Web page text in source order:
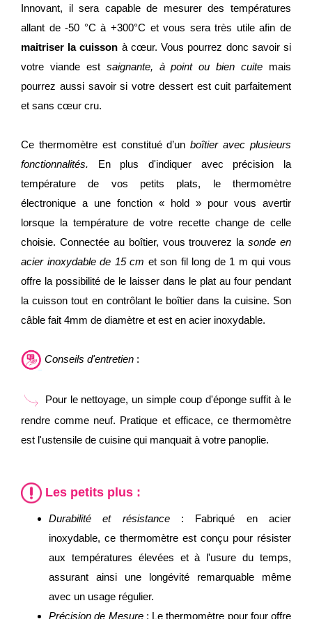
Innovant, il sera capable de mesurer des températures
allant de -50 °C à +300°C et vous sera très utile afin de
maitriser la cuisson à cœur. Vous pourrez donc savoir si
votre viande est saignante, à point ou bien cuite mais
pourrez aussi savoir si votre dessert est cuit parfaitement
et sans cœur cru.
Ce thermomètre est constitué d’unboîtier avec plusieurs
fonctionnalités. En plus d'indiquer avec précision la
température de vos petits plats, le thermomètre
électronique a une fonction « hold » pour vous avertir
lorsque la température de votre recette change de celle
choisie. Connectée au boîtier, vous trouverez lasonde en
acier inoxydable de 15 cm et son fil long de 1 m qui vous
offre la possibilité de le laisser dans le plat au four pendant
la cuisson tout en contrôlant le boîtier dans la cuisine. Son
câble fait 4mm de diamètre et est en acier inoxydable.
Conseils d'entretien :
Pour le nettoyage, un simple coup d'éponge suffit à le
rendre comme neuf. Pratique et efficace, ce thermomètre
est l'ustensile de cuisine qui manquait à votre panoplie.
Les petits plus :
Durabilité et résistance: Fabriqué en acier
inoxydable, ce thermomètre est conçu pour résister
aux températures élevées et à l'usure du temps,
assurant ainsi une longévité remarquable même
avec un usage régulier.
Précision de Mesure : Le thermomètre pour four offre